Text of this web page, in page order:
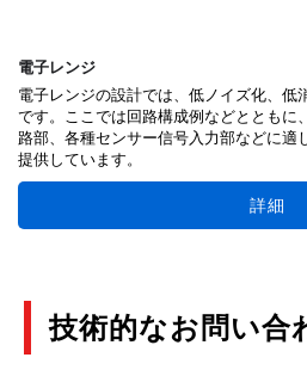
電子レンジ
電子レンジの設計では、低ノイズ化、低
です。ここでは回路構成例などとともに
路部、各種センサー信号入力部などに適
提供しています。
詳細
技術的なお問い合